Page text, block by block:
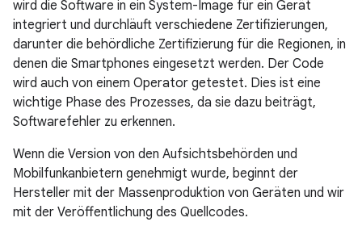
wird die Software in ein System-Image für ein Gerät
integriert und durchläuft verschiedene Zertifizierungen,
darunter die behördliche Zertifizierung für die Regionen, in
denen die Smartphones eingesetzt werden. Der Code
wird auch von einem Operator getestet. Dies ist eine
wichtige Phase des Prozesses, da sie dazu beiträgt,
Softwarefehler zu erkennen.
Wenn die Version von den Aufsichtsbehörden und
Mobilfunkanbietern genehmigt wurde, beginnt der
Hersteller mit der Massenproduktion von Geräten und wir
mit der Veröffentlichung des Quellcodes.